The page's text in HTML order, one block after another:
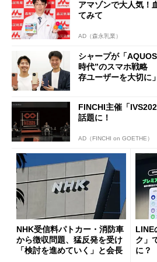
アマゾンで大人気！
てみて
AD（森永乳業）
シャープが「
時代”のスマホ戦略
存ユーザーを大切に」
FINCHI主催「
話題に！
AD（FINCHI on GOETHE）
NHK受信料パトカー・消防車
から徴収問題、猛反発を受け
「検討を進めていく」と会長
LINE
ク」
に？